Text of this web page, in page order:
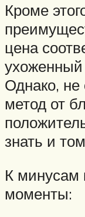
Кроме
цена
Однако, не
метод от
знать и
К минусам
моменты: